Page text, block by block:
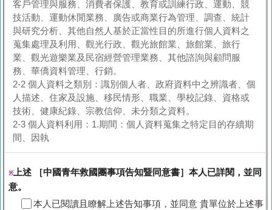
客戶管理與服務、消費者保護、教育或訓練行政、運動、競
技活動、運動休閒業務、廣告或商業行為管理、調查、統計
與研究分析、其他自然人基於正當性目的所進行個人資料之
蒐集處理及利用、觀光行政、觀光旅館業、旅館業、旅行
業、觀光遊樂業及民宿經營管理業務、其他諮詢與顧問服
務、華僑資料管理、行銷。
2-2 個人資料之類別：識別個人者、政府資料中之辨識者、個
人描述、住家及設施、移民情形、職業、學校記錄、資格或
技術、健康紀錄、宗教信仰、未分類之資料。
2-3 個人資料利用：1.期間：個人資料蒐集之特定目的存續期
間、因執
※上述 ［中國青年救國團事項告知暨同意書］本人已詳閱，並同
意。
本人已閱讀且瞭解上述告知事項，並同意 貴單位於上述事